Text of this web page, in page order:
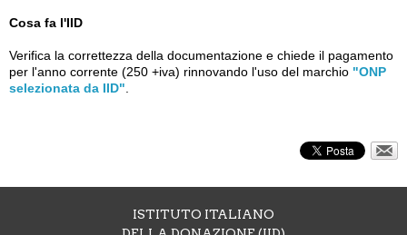
Cosa fa l'IID
Verifica la correttezza della documentazione e chiede il pagamento
per l'anno corrente (250 +iva) rinnovando l'uso del marchio "ONP
selezionata da IID"
ISTITUTO ITALIANO